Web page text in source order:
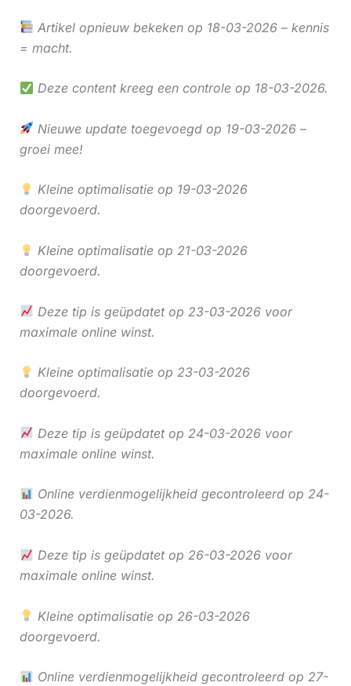
Artikel opnieuw bekeken op 18-03-2026 – kennis
= macht.
Deze content kreeg een controle op 18-03-2026.
Nieuwe update toegevoegd op 19-03-2026 –
groei mee!
Kleine optimalisatie op 19-03-2026
doorgevoerd.
Kleine optimalisatie op 21-03-2026
doorgevoerd.
Deze tip is geüpdatet op 23-03-2026 voor
maximale online winst.
Kleine optimalisatie op 23-03-2026
doorgevoerd.
Deze tip is geüpdatet op 24-03-2026 voor
maximale online winst.
Online verdienmogelijkheid gecontroleerd op 24-
03-2026.
Deze tip is geüpdatet op 26-03-2026 voor
maximale online winst.
Kleine optimalisatie op 26-03-2026
doorgevoerd.
Online verdienmogelijkheid gecontroleerd op 27-